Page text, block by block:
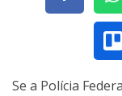
Se a Polícia